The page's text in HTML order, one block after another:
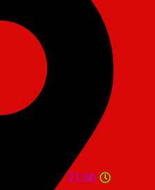
21:30